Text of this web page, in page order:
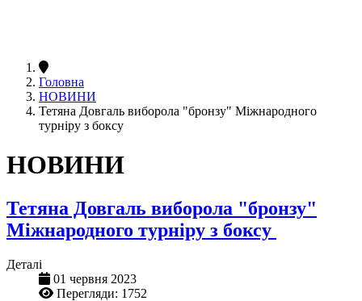
Головна
НОВИНИ
Тетяна Довгаль виборола "бронзу" Міжнародного
турніру з боксу
НОВИНИ
Тетяна Довгаль виборола "бронзу"
Міжнародного турніру з боксу
Деталі
01 червня 2023
Перегляди: 1752